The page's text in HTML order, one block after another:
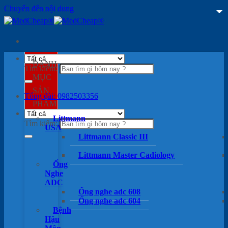
Chuyển đến nội dung
Tìm kiếm:
Tổng đài: 0982503356
Tìm kiếm:
DANH
MỤC
SẢN
PHẨM
Littmann
USA
Littmann Classic III
Littmann Master Cadiology
Ống
Nghe
ADC
Ống nghe adc 608
Ống nghe adc 604
Bệnh
Hậu